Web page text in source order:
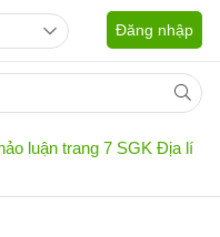
Đăng nhập
luận trang 7 SGK Địa lí